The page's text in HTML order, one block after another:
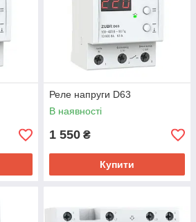
Реле напруги D63
В наявності
1 550 ₴
Купити